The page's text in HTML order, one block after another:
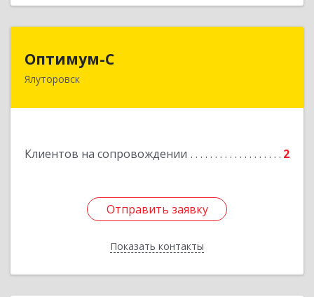
Оптимум-С
Ялуторовск
Клиентов на сопровождении 2
Отправить заявку
Показать контакты
Отправить заявку
Назад